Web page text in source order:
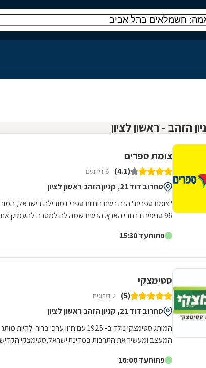
צומת ספרים
(4.1) 6 דירוגים
סחרוב דוד 21, קניון הזהב ראשון לציון
"צומת ספרים" הנה רשת חנויות ספרים מובילה בישראל,
96 סניפים ברחבי הארץ. הרשת שמה לה למטרה להעמיק את
פתוחעד 15:30
סטימצקי
(5) 2 דירוגים
סחרוב דוד 21, קניון הזהב ראשון לציון
המותג סטימצקי נולד ב- 1925 עם חזון ערכי ברור: להיות מותג
המעצב ומעשיר את התרבות במדינת ישראל,סטימצקי
פתוחעד 16:00